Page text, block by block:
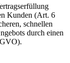
Kunden (Art. 6
schnellen
durch einen